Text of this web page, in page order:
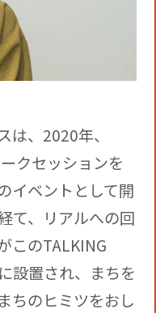
は、2020年、
クセッションを
イベントとして開
て、リアルへの回
このTALKING
設置され、まちを
ちのヒミツをおし